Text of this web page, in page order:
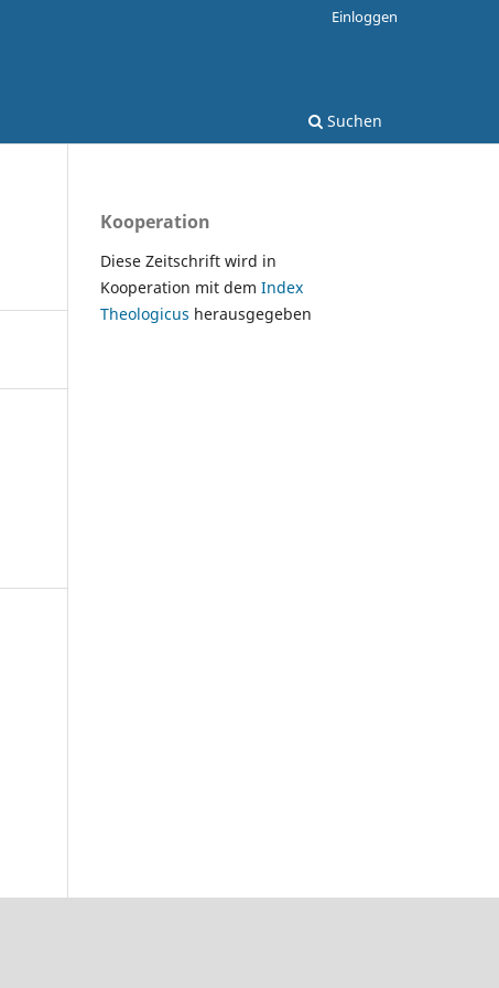
Suchen
Einloggen
Kooperation
Diese Zeitschrift wird in
Kooperation mit dem Index
Theologicus herausgegeben